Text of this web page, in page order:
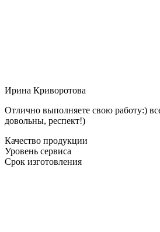
Ирина Криворотова
Отлично выполняете свою работу:)
довольны, респект!)
Качество продукции
Уровень сервиса
Срок изготовления